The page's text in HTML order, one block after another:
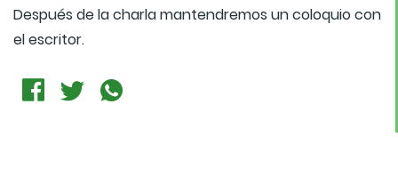
Después de la charla mantendremos un coloquio con
el escritor.